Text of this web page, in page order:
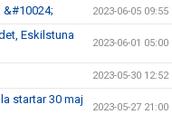
2023-06-05 09:55
Eskilstuna
2023-06-01 05:00
2023-05-30 12:52
startar 30 maj
2023-05-27 21:00